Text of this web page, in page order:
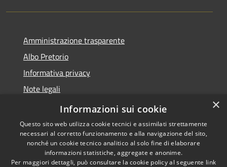
Amministrazione trasparente
Albo Pretorio
Informativa privacy
Note legali
Dichiarazione di accessibilità
Copyright © 2026 • Comune di
×
Informazioni sui cookie
Questo sito web utilizza cookie tecnici e assimilati strettamente
necessari al corretto funzionamento e alla navigazione del sito,
nonché un cookie tecnico analitico al solo fine di elaborare
informazioni statistiche, aggregate e anonime.
Per maggiori dettagli, può consultare la cookie policy al seguente link